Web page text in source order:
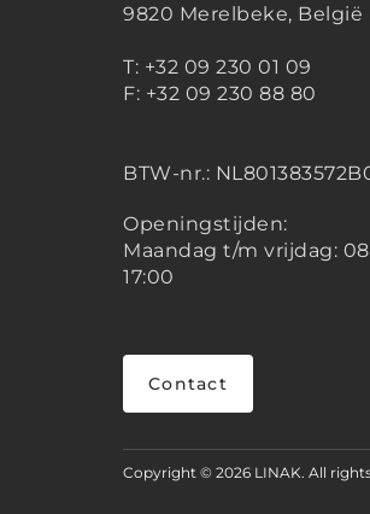
9820 Merelbeke, België
T: +32 09 230 01 09
F: +32 09 230 88 80
BTW-nr.:
Openingstijden:
Maandag t/m vrijdag:
17:00
Contact
Copyright © 2026 LINAK. All